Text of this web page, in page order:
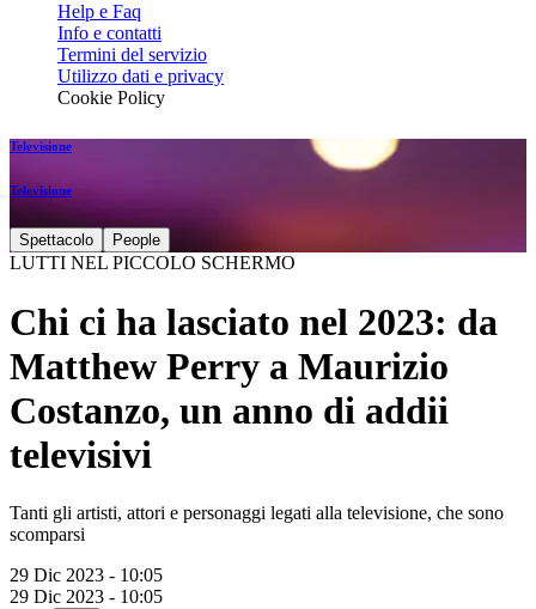
Help e Faq
Info e contatti
Termini del servizio
Utilizzo dati e privacy
Cookie Policy
Televisione
Televisione
Spettacolo People
LUTTI NEL PICCOLO SCHERMO
Chi ci ha lasciato nel 2023: da
Matthew Perry a Maurizio
Costanzo, un anno di addii
televisivi
Tanti gli artisti, attori e personaggi legati alla televisione, che sono
scomparsi
29 Dic 2023 - 10:05
29 Dic 2023 - 10:05